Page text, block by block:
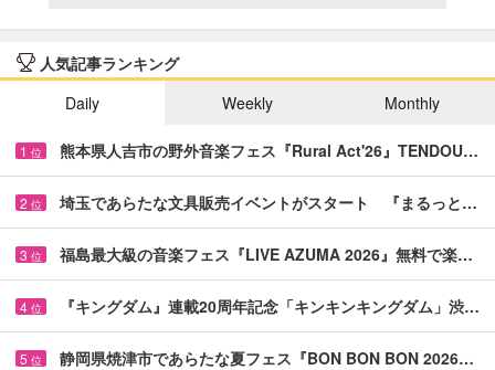
人気記事ランキング
Daily
Weekly Monthly
1 位 熊本県人吉市の野外音楽フェス『Rural Act'26』TENDOU…
2 位 埼玉であらたな文具販売イベントがスタート 『まるっと…
3 位 福島最大級の音楽フェス『LIVE AZUMA 2026』無料で楽…
4 位 『キングダム』連載20周年記念「キンキンキングダム」渋…
5 位 静岡県焼津市であらたな夏フェス『BON BON BON 2026…